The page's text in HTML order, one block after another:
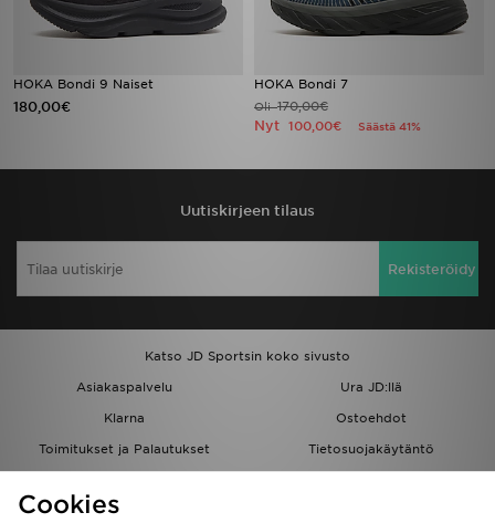
HOKA Bondi 9 Naiset
180,00€
HOKA Bondi 7
Oli170,00€
Nyt 100,00€ Säästä 41%
Uutiskirjeen tilaus
Rekisteröidy
Katso JD Sportsin koko sivusto
Asiakaspalvelu
Ura JD:llä
Klarna
Ostoehdot
Toimitukset ja Palautukset
Tietosuojakäytäntö
Löydä myymälä
Cookies